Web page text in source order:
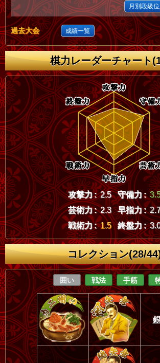
月別段級
過去大会 成績一覧
棋力レーダーチャート
攻撃力 : 2.5 守備力 :
芸術力 : 2.3 早指力 :
戦術力 : 1.5 終盤力 :
コレクション(28/
囲い 戦法 手筋